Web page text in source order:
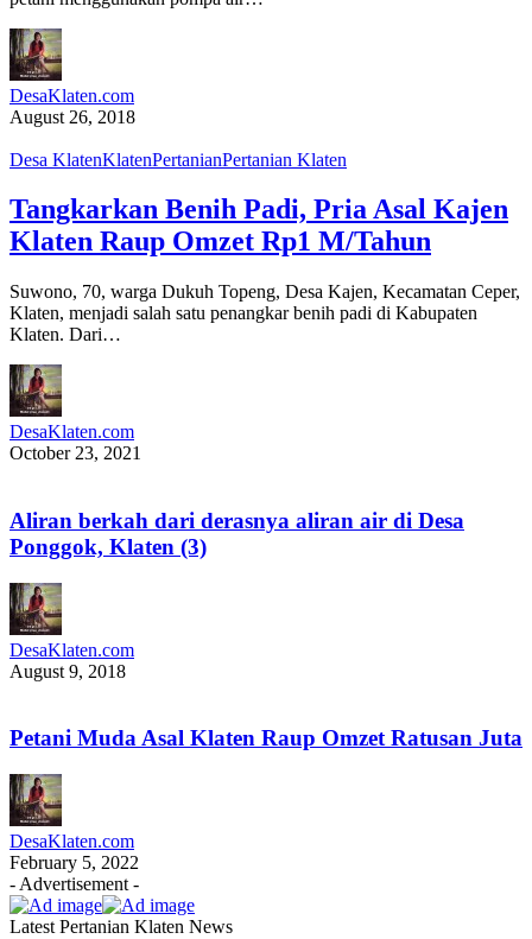
DesaKlaten.com
August 26, 2018
Desa KlatenKlatenPertanianPertanian Klaten
Tangkarkan Benih Padi, Pria Asal Kajen
Klaten Raup Omzet Rp1 M/Tahun
Suwono, 70, warga Dukuh Topeng, Desa Kajen, Kecamatan Ceper,
Klaten, menjadi salah satu penangkar benih padi di Kabupaten
Klaten. Dari…
DesaKlaten.com
October 23, 2021
Aliran berkah dari derasnya aliran air di Desa
Ponggok, Klaten (3)
DesaKlaten.com
August 9, 2018
Petani Muda Asal Klaten Raup Omzet Ratusan Juta
DesaKlaten.com
February 5, 2022
- Advertisement -
Latest Pertanian Klaten News